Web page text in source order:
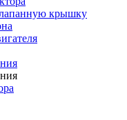
крышку